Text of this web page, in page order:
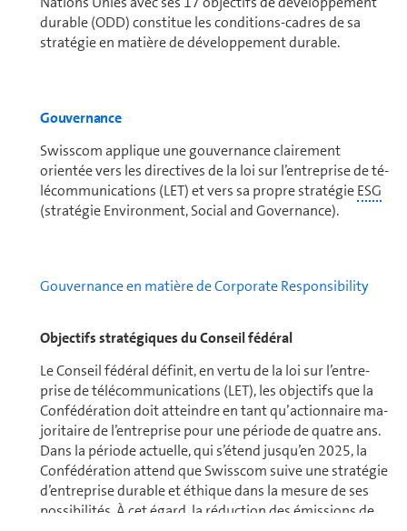
durable (ODD) consti­tue les condi­tions-cadres de sa
stratégie en matière de dévelop­pe­ment durable.
Gouvernance
Swisscom applique une gouvernance clairement
orientée vers les directives de la loi sur l’en­tre­prise de té­
lé­com­mu­ni­ca­tions (LET) et vers sa propre stratégieESG
(stratégie Environment, Social and Governance).
Gouvernance en matière de Corporate Responsibility
Objectifs stra­té­giques du Conseil fédéral
Le Conseil fédéral définit, en vertu de la loi sur l’en­tre­
prise de té­lé­com­mu­ni­ca­tions (LET), les objectifs que la
Confédération doit atteindre en tant qu’action­naire ma­
jo­ri­taire de l’en­tre­prise pour une période de quatre ans.
Dans la période actuelle, qui s’étend jusqu’en 2025, la
Confédération attend que Swisscom suive une stratégie
d’en­tre­prise durable et éthique dans la mesure de ses
pos­si­bi­lités. À cet égard, la réduc­tion des émissions de